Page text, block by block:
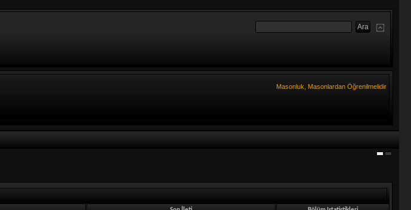
Masonluk, Masonlardan Öğrenilmelidir